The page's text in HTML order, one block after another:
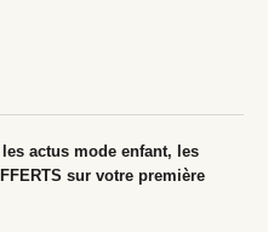
actus mode enfant, les
sur votre première